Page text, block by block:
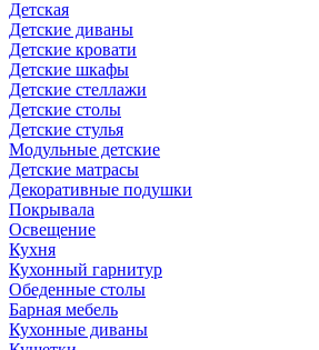
Детская
Детские диваны
Детские кровати
Детские шкафы
Детские стеллажи
Детские столы
Детские стулья
Модульные детские
Детские матрасы
Декоративные подушки
Покрывала
Освещение
Кухня
Кухонный гарнитур
Обеденные столы
Барная мебель
Кухонные диваны